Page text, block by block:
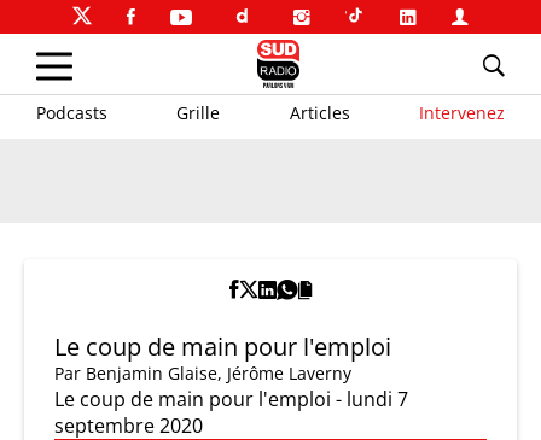
Podcasts Grille Articles Intervenez
Le coup de main pour l'emploi
Par Benjamin Glaise, Jérôme Laverny
Le coup de main pour l'emploi - lundi 7
septembre 2020